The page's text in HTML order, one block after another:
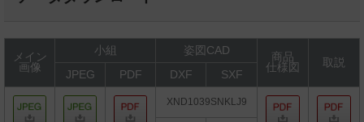
メイン
画像
小組 姿図CAD
商品
仕様図
取説
JPEG
PDF DXF SXF
XND1039SNKLJ9